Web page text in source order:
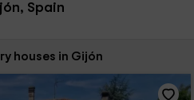
Spain
houses in Gijón